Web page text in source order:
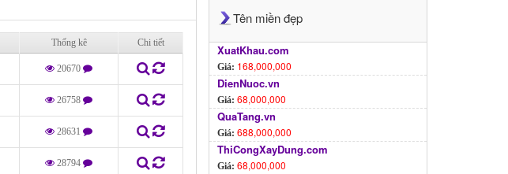
Thống kê Chi tiết
20670
26758
28631
28794
Tên miền đẹp
XuatKhau.com
Giá: 168,000,000
DienNuoc.vn
Giá: 68,000,000
QuaTang.vn
Giá: 688,000,000
ThiCongXayDung.com
Giá: 68,000,000